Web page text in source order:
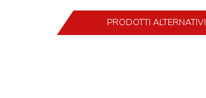
PRODOTTI ALTERNATIVI